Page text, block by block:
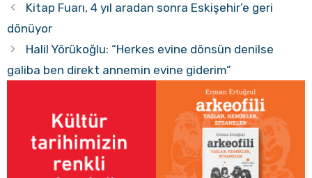
Kitap Fuarı, 4 yıl aradan sonra Eskişehir’e geri
dönüyor
Halil Yörükoğlu: “Herkes evine dönsün denilse
galiba ben direkt annemin evine giderim”